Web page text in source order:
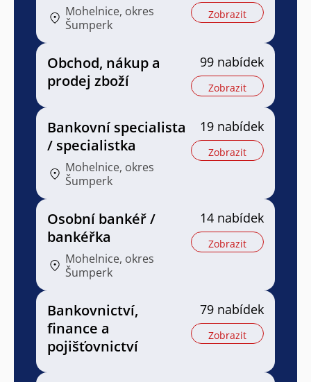
Mohelnice, okres
Šumperk
Zobrazit
Obchod, nákup a
prodej zboží
99 nabídek
Zobrazit
Bankovní specialista
/ specialistka
Mohelnice, okres
Šumperk
19 nabídek
Zobrazit
Osobní bankéř /
bankéřka
Mohelnice, okres
Šumperk
14 nabídek
Zobrazit
Bankovnictví,
finance a
pojišťovnictví
79 nabídek
Zobrazit